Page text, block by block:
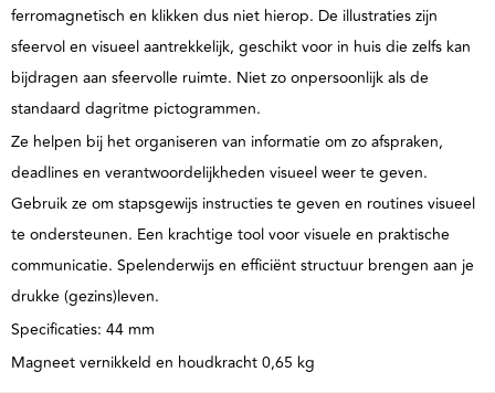
ferromagnetisch en klikken dus niet hierop. De illustraties zijn
sfeervol en visueel aantrekkelijk, geschikt voor in huis die zelfs kan
bijdragen aan sfeervolle ruimte. Niet zo onpersoonlijk als de
standaard dagritme pictogrammen.
Ze helpen bij het organiseren van informatie om zo afspraken,
deadlines en verantwoordelijkheden visueel weer te geven.
Gebruik ze om stapsgewijs instructies te geven en routines visueel
te ondersteunen. Een krachtige tool voor visuele en praktische
communicatie. Spelenderwijs en efficiënt structuur brengen aan je
drukke (gezins)leven.
Specificaties: 44 mm
Magneet vernikkeld en houdkracht 0,65 kg